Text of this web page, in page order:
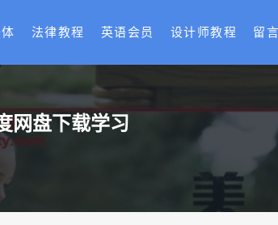
法律教程 英语会员 设计师教程 留
网盘下载学习